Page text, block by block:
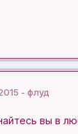
- флуд
вы в